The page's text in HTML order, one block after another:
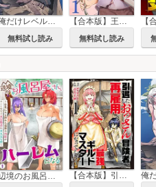
無料試し読み 無料試し読み
辺境のお風呂屋さん、ハーレムになる～山奥にある寂れた温泉の効能がチートすぎて女冒険者に大人気な件～ 【合本版】引退したおっさん冒険者、再雇用で最強ギルドマスターになってしまう